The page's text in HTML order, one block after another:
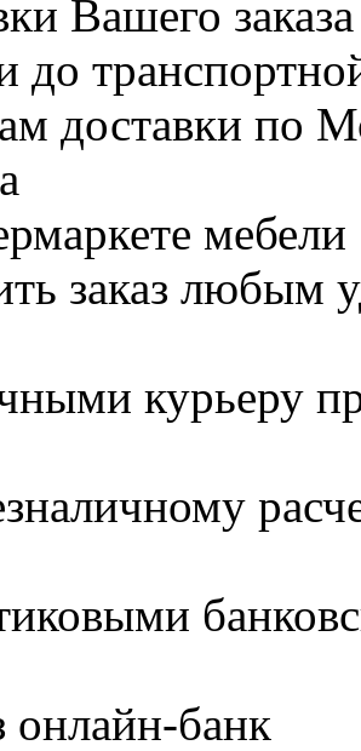
Вашего
до
доставки по
заказ любым
курьеру
онлайн-банк